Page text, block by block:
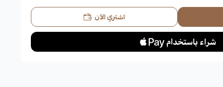
بحمرة، تشبه الجرس.
اشتري الآن